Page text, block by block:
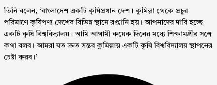
তিনি বলেন, ‘বাংলাদেশ একটি কৃষিপ্রধান দেশ। কুমিল্লা থেকে প্রচুর
পরিমাণে কৃষিপণ্য দেশের বিভিন্ন স্থানে রপ্তানি হয়। আপনাদের দাবি হচ্ছে
একটি কৃষি বিশ্ববিদ্যালয়। আমি আগামী কয়েক দিনের মধ্যে শিক্ষামন্ত্রীর সঙ্গে
কথা বলব। আমরা যত দ্রুত সম্ভব কুমিল্লায় একটি কৃষি বিশ্ববিদ্যালয় স্থাপনের
চেষ্টা করব।’